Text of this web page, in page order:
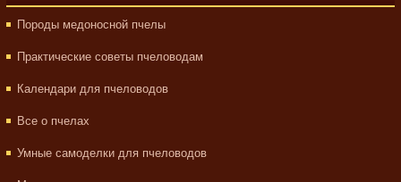
Породы медоносной пчелы
Практические советы пчеловодам
Календари для пчеловодов
Все о пчелах
Умные самоделки для пчеловодов